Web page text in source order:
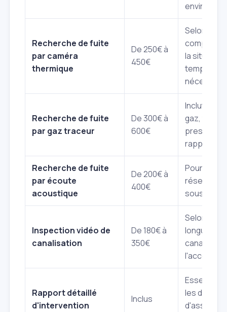
environs.
Recherche de fuite
par caméra
thermique
De 250€ à
450€
Selon la
la situation
temps
Recherche de fuite
par gaz traceur
De 300€ à
600€
Inclut le
gaz, test
pression
rapport.
Recherche de fuite
par écoute
acoustique
De 200€ à
400€
Pour les
réseaux
sous
Inspection vidéo de
canalisation
De 180€ à
350€
Selon la
longueur
Rapport détaillé
d'intervention
Inclus
Essentiel
les